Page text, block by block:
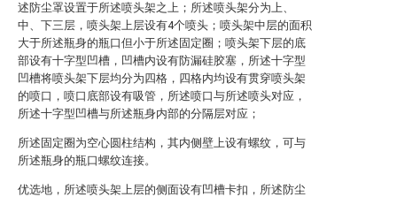
述防尘罩设置于所述喷头架之上；所述喷头架分为上、
中、下三层，喷头架上层设有4个喷头；喷头架中层的面积
大于所述瓶身的瓶口但小于所述固定圈；喷头架下层的底
部设有十字型凹槽，凹槽内设有防漏硅胶塞，所述十字型
凹槽将喷头架下层均分为四格，四格内均设有贯穿喷头架
的喷口，喷口底部设有吸管，所述喷口与所述喷头对应，
所述十字型凹槽与所述瓶身内部的分隔层对应；
所述固定圈为空心圆柱结构，其内侧壁上设有螺纹，可与
所述瓶身的瓶口螺纹连接。
优选地，所述喷头架上层的侧面设有凹槽卡扣，所述防尘